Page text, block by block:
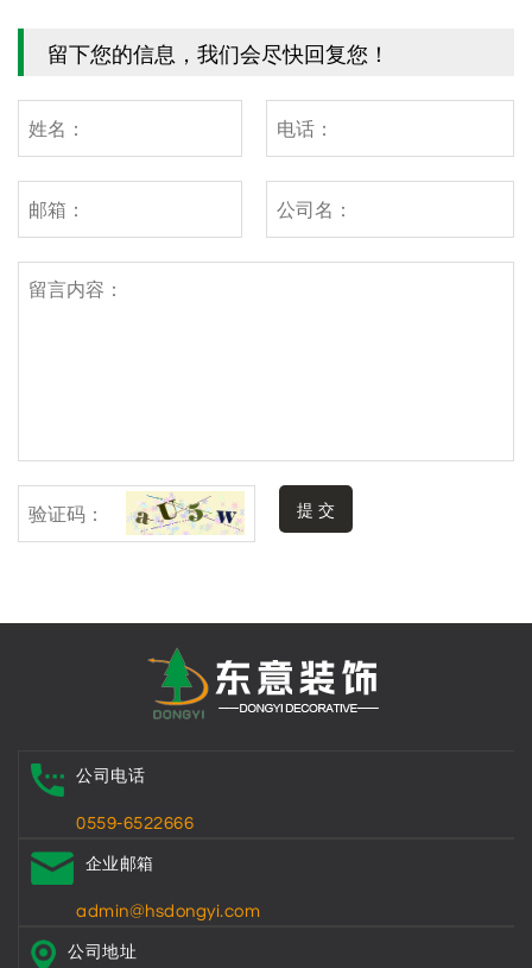
留下您的信息，我们会尽快回复您！
提 交
公司电话
0559-6522666
企业邮箱
admin@hsdongyi.com
公司地址